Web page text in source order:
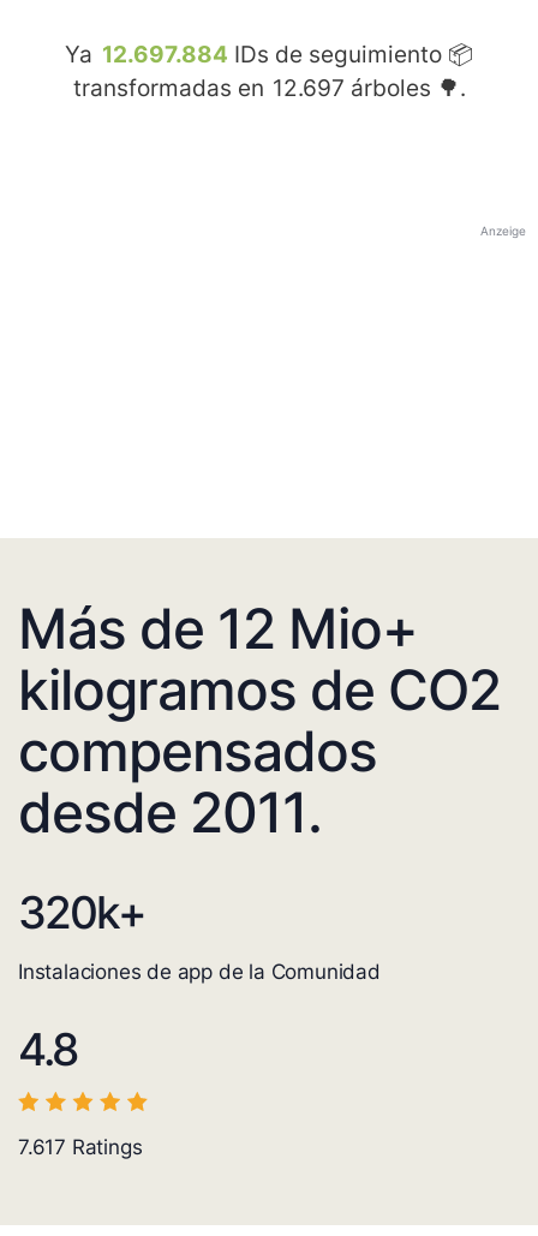
Ya 12.697.884 IDs de seguimiento 📦
transformadas en 12.697 árboles 🌳.
Anzeige
Más de 12 Mio+
kilogramos de CO2
compensados
desde 2011.
320k+
Instalaciones de app de la Comunidad
4.8
7.617 Ratings